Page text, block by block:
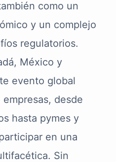
como un
y un complejo
regulatorios.
México y
evento global
desde
hasta pymes y
en una
Sin